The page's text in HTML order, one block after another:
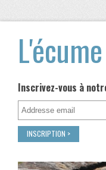
Inscrivez-vous à